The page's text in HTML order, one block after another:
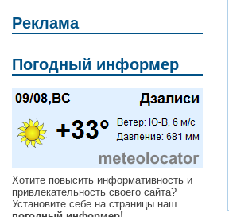
Реклама
Погодный информер
Хотите повысить информативность и
привлекательность своего сайта?
Установите себе на страницы наш